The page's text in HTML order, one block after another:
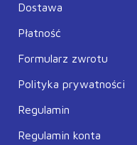
Dostawa
Płatność
Formularz zwrotu
Polityka prywatności
Regulamin
Regulamin konta